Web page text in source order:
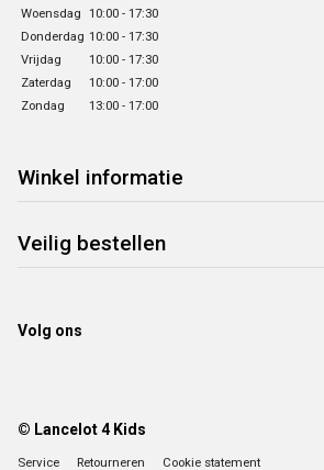
Woensdag 10:00 - 17:30
Donderdag 10:00 - 17:30
Vrijdag
10:00 - 17:30
Zaterdag
10:00 - 17:00
Zondag
13:00 - 17:00
Winkel informatie
Veilig bestellen
Volg ons
© Lancelot 4 Kids
Service Retourneren Cookie statement